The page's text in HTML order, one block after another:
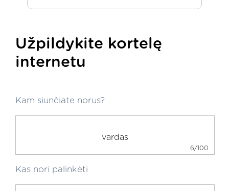
Užpildykite kortelę
internetu
Kam siunčiate norus?
6/100
Kas nori palinkėti